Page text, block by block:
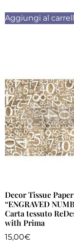
Aggiungi al
Decor Tissue Paper
“ENGRAVED
Carta tessuto
with Prima
15,00€